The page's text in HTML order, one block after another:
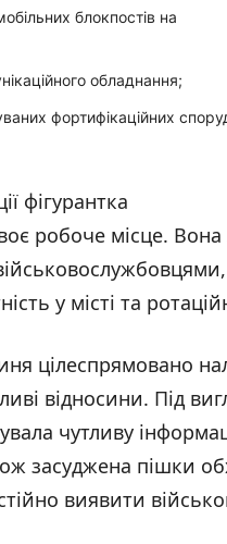
блокпостів на
обладнання;
фортифікаційних
фігурантка
робоче місце.
у місті та
цілеспрямовано
відносини. Під
чутливу
засуджена пішки
виявити